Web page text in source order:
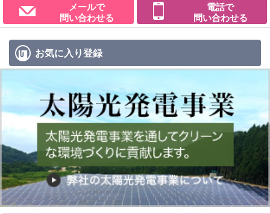
メールで
問い合わせる
電話で
問い合わせる
お気に入り登録